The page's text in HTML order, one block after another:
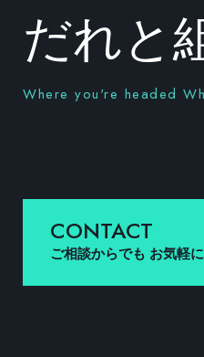
だれと
Where you're headed
CONTACT
ご相談からでも お気軽